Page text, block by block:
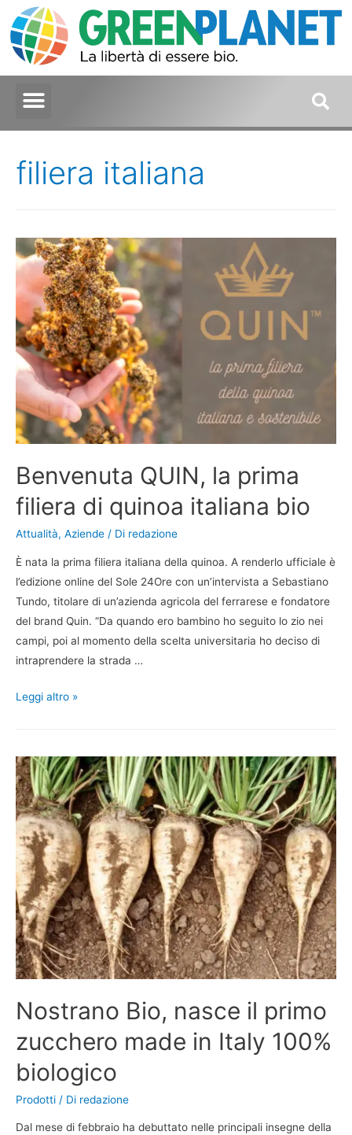
filiera italiana
Benvenuta QUIN, la prima
filiera di quinoa italiana bio
Attualità, Aziende / Di redazione
È nata la prima filiera italiana della quinoa. A renderlo ufficiale è
l’edizione online del Sole 24Ore con un’intervista a Sebastiano
Tundo, titolare di un’azienda agricola del ferrarese e fondatore
del brand Quin. “Da quando ero bambino ho seguito lo zio nei
campi, poi al momento della scelta universitaria ho deciso di
intraprendere la strada …
Leggi altro »
Nostrano Bio, nasce il primo
zucchero made in Italy 100%
biologico
Prodotti / Di redazione
Dal mese di febbraio ha debuttato nelle principali insegne della